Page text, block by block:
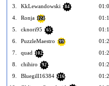
3.
KkLewandowski 84
4.
Ronja 124
5.
cknori95 65
6.
PuzzleMaestro 99
7.
quad 102
8.
chihiro 92
9.
Bluegill16384 216